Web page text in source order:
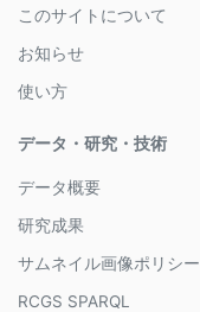
このサイトについて
お知らせ
使い方
データ・研究・技術
データ概要
研究成果
サムネイル画像ポリシー
RCGS SPARQL